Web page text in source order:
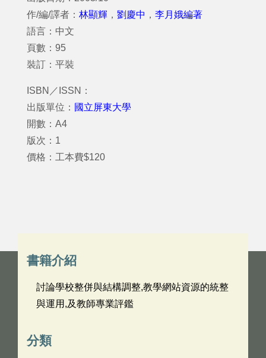
作/編/譯者： 林顯輝 ， 劉慶中 ， 李月娥編著
語言：中文
頁數：95
裝訂：平裝
ISBN／ISSN：
出版單位： 國立屏東大學
開數：A4
版次：1
價格：工本費$120
書籍介紹
討論學校整併與結構調整,教學網站資源的統整
與運用,及教師專業評鑑
分類